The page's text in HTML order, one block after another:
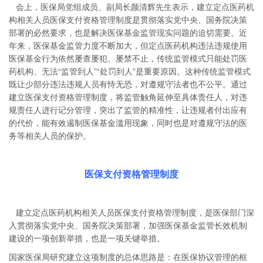
会上，医保局党组成员、副局长颜清辉先生表示，建立定点医药机
构相关人员医保支付资格管理制度是贯彻落实党中央、国务院决策
部署的必然要求，也是解决医保基金监管现实问题的迫切需要。近
年来，医保基金监管力度不断加大，但定点医药机构违法违规使用
医保基金行为依然屡查屡犯、屡禁不止，传统监管模式只能处罚医
药机构、无法“监管到人”“处罚到人”是重要原因。这种传统监管模式
既让少部分违法违规人员有恃无恐，对遵规守法者也不公平。通过
建立医保支付资格管理制度，将监管触角延伸至具体责任人，对违
规责任人进行记分管理，突出了监管的精准性，让违规者付出应有
的代价，能有效遏制医保基金滥用现象，同时也是对遵规守法的医
务等相关人员的保护。
医保支付资格管理制度
建立定点医药机构相关人员医保支付资格管理制度，是医保部门深
入贯彻落实党中央、国务院决策部署，加强医保基金监管长效机制
建设的一项创新举措，也是一项关键举措。
国家医保局研究建立这项制度的总体思路是：在医保协议管理的框